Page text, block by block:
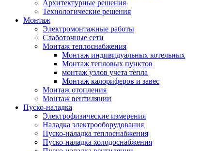
Архитектурные решения
Технологические решения
Монтаж
Электромонтажные работы
Слаботочные сети
Монтаж теплоснабжения
Монтаж индивидуальных котельных
Монтаж тепловых пунктов
монтаж узлов учета тепла
Монтаж калориферов и завес
Монтаж отопления
Монтаж вентиляции
Пуско-наладка
Электрофизические измерения
Наладка электрооборудования
Пуско-наладка теплоснабжения
Пуско-наладка холодоснабжения